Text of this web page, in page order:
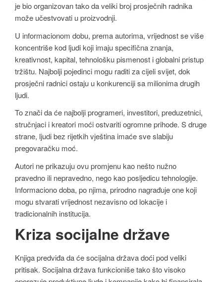
je bio organizovan tako da veliki broj prosječnih radnika
može učestvovati u proizvodnji.
U informacionom dobu, prema autorima, vrijednost se više
koncentriše kod ljudi koji imaju specifična znanja,
kreativnost, kapital, tehnološku pismenost i globalni pristup
tržištu. Najbolji pojedinci mogu raditi za cijeli svijet, dok
prosječni radnici ostaju u konkurenciji sa milionima drugih
ljudi.
To znači da će najbolji programeri, investitori, preduzetnici,
stručnjaci i kreatori moći ostvariti ogromne prihode. S druge
strane, ljudi bez rijetkih vještina imaće sve slabiju
pregovaračku moć.
Autori ne prikazuju ovu promjenu kao nešto nužno
pravedno ili nepravedno, nego kao posljedicu tehnologije.
Informaciono doba, po njima, prirodno nagrađuje one koji
mogu stvarati vrijednost nezavisno od lokacije i
tradicionalnih institucija.
Kriza socijalne države
Knjiga predviđa da će socijalna država doći pod veliki
pritisak. Socijalna država funkcioniše tako što visoko